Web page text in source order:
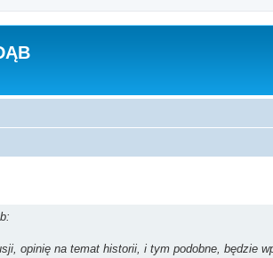
opinię na temat historii, i tym podobne, będzie